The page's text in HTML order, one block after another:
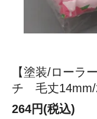
【塗装/ローラ
チ 毛丈
264円(税込)